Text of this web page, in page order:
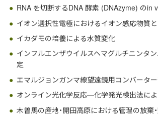
RNA を切断するDNA 酵素 (DNAzyme) のin
イオン選択性電極におけるイオン感応物質
イカダモの培養による水質変化
インフルエンザウイルスヘマグルチニンタ
定
エマルジョンガンマ線望遠鏡用コンバータ
オンライン光化学反応―化学発光検出法に
木曽馬の産地・開田高原における管理の放